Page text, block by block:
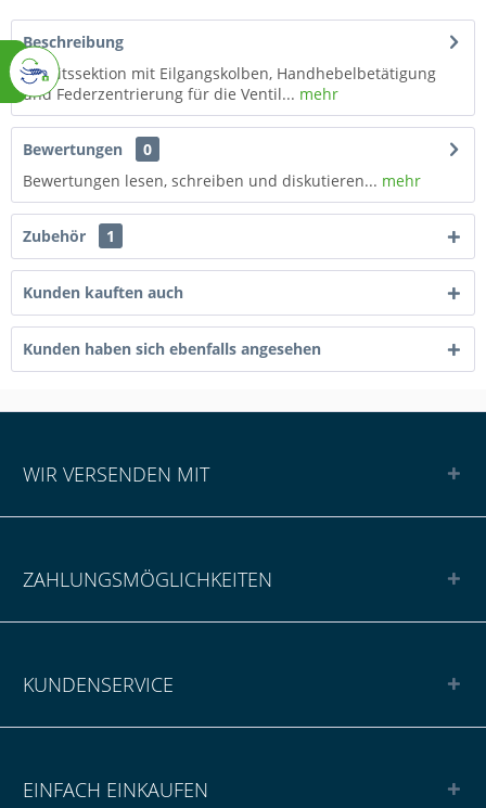
Beschreibung
Arbeitssektion mit Eilgangskolben, Handhebelbetätigung
und Federzentrierung für die Ventil... mehr
Bewertungen
0
Bewertungen lesen, schreiben und diskutieren... mehr
Zubehör 1
Kunden kauften auch
Kunden haben sich ebenfalls angesehen
WIR VERSENDEN MIT
ZAHLUNGSMÖGLICHKEITEN
KUNDENSERVICE
EINFACH EINKAUFEN